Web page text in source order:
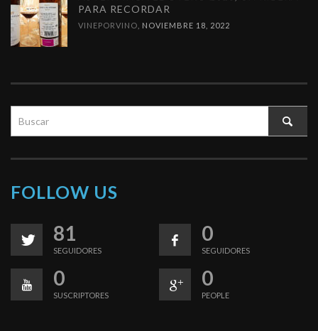
PARA RECORDAR
VINEPORVINO NOVIEMBRE 18, 2022
FOLLOW US
81
SEGUIDORES
0
SEGUIDORES
0
SUSCRIPTORES
0
PEOPLE